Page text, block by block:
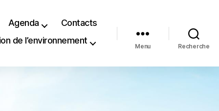
Agenda
Contacts
de l’environnement
Menu Recherche